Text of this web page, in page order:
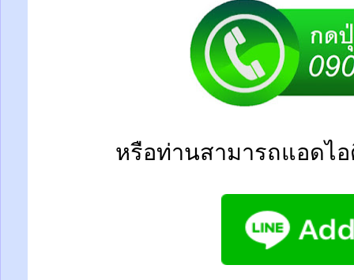
หรือท่านสามารถแอดไอ